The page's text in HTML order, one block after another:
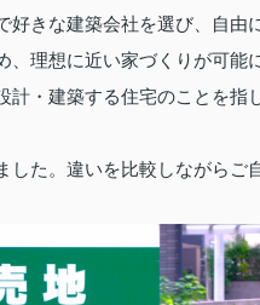
きな建築会社を選び、自由
理想に近い家づくりが可能
・建築する住宅のことを指
た。違いを比較しながらご